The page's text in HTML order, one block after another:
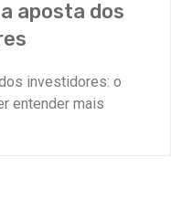
aposta dos
investidores: o
entender mais